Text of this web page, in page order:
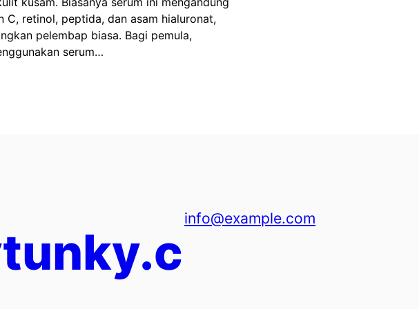
retinol, peptida, dan asam hialuronat,
pelembap biasa. Bagi pemula,
serum…
info@example.com